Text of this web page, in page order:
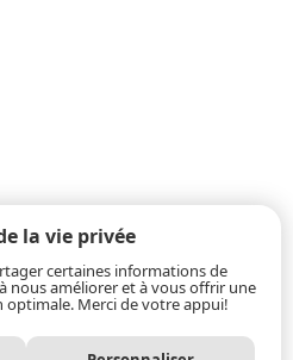
la vie privée
certaines informations de
nous améliorer et à vous offrir une
optimale. Merci de votre appui!